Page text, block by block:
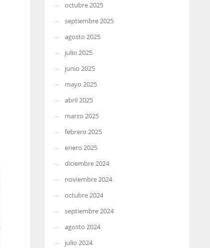
octubre 2025
septiembre 2025
agosto 2025
julio 2025
junio 2025
mayo 2025
abril 2025
marzo 2025
febrero 2025
enero 2025
diciembre 2024
noviembre 2024
octubre 2024
septiembre 2024
agosto 2024
julio 2024